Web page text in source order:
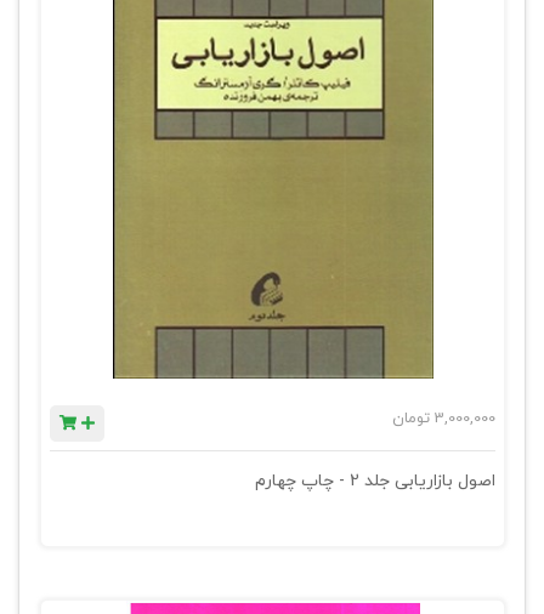
3,000,000 تومان
اصول بازاریابی جلد 2 - چاپ چهارم